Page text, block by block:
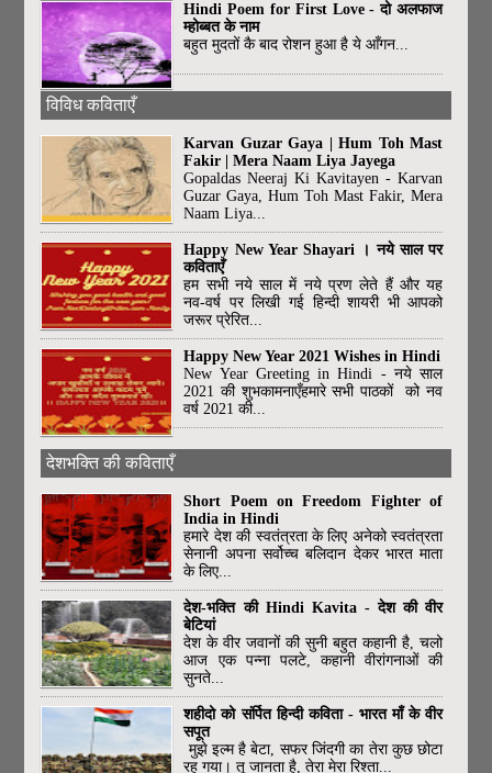
Hindi Poem for First Love - दो अलफाज
म्होब्बत के नाम
बहुत मुदतों कै बाद रोशन हुआ है ये आँगन...
विविध कविताएँ
Karvan Guzar Gaya | Hum Toh Mast
Fakir | Mera Naam Liya Jayega
Gopaldas Neeraj Ki Kavitayen - Karvan
Guzar Gaya, Hum Toh Mast Fakir, Mera
Naam Liya...
Happy New Year Shayari । नये साल पर
कविताएँ
हम सभी नये साल में नये प्रण लेते हैं और यह
नव-वर्ष पर लिखी गई हिन्दी शायरी भी आपको
जरूर प्रेरित...
Happy New Year 2021 Wishes in Hindi
New Year Greeting in Hindi - नये साल
2021 की शुभकामनाएँहमारे सभी पाठकों को नव
वर्ष 2021 की...
देशभक्ति की कविताएँ
Short Poem on Freedom Fighter of
India in Hindi
हमारे देश की स्वतंत्रता के लिए अनेको स्वतंत्रता
सेनानी अपना सर्वोच्च बलिदान देकर भारत माता
के लिए...
देश-भक्ति की Hindi Kavita - देश की वीर
बेटियां
देश के वीर जवानों की सुनी बहुत कहानी है, चलो
आज एक पन्ना पलटे, कहानी वीरांगनाओं की
सुनते...
शहीदो को संर्पित हिन्दी कविता - भारत माँ के वीर
सपूत
मुझे इल्म है बेटा, सफर जिंदगी का तेरा कुछ छोटा
रह गया। तू जानता है, तेरा मेरा रिश्ता...